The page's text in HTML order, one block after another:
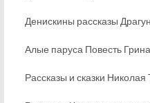
Денискины рассказы
Алые паруса Повесть Грина
Рассказы и сказки